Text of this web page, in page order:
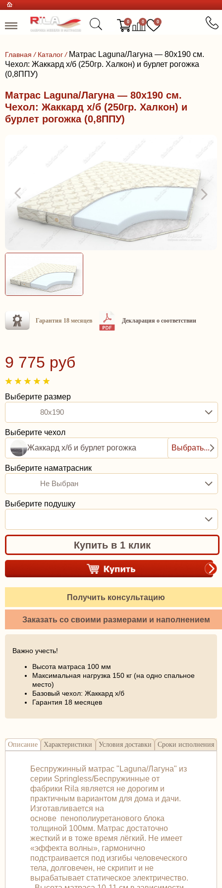
0 0 0
Главная / Каталог / Матрас Laguna/Лагуна — 80x190 см.
Чехол: Жаккард х/б (250гр. Халкон) и бурлет рогожка
(0,8ППУ)
Матрас Laguna/Лагуна — 80x190 см.
Чехол: Жаккард х/б (250гр. Халкон) и
бурлет рогожка (0,8ППУ)
Гарантия 18 месяцев Декларация о соответствии
9 775 руб
Выберите размер
80x190
Выберите чехол
Жаккард х/б и бурлет рогожка
Выбрать...
Выберите наматрасник
Не Выбран
Выберите подушку
Купить в 1 клик
Получить консультацию
Заказать со своими размерами и наполнением
Важно учесть!
Высота матраса 100 мм
Максимальная нагрузка 150 кг (на одно спальное
место)
Базовый чехол: Жаккард х/б
Гарантия 18 месяцев
Описание Характеристики Условия доставки Сроки исполнения
Беспружинный матрас "Laguna/Лагуна" из
серии Springless/Беспружинные от
фабрики Rila является не дорогим и
практичным вариантом для дома и дачи.
Изготавливается на
основе пенополиуретанового блока
толщиной 100мм. Матрас достаточно
жесткий и в тоже время лёгкий. Не имеет
«эффекта волны», гармонично
подстраивается под изгибы человеческого
тела, долговечен, не скрипит и не
вырабатывает статическое электричество.